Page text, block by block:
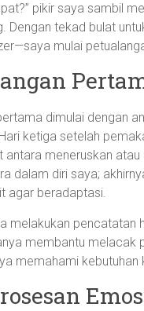
pikir saya sambil
Dengan tekad bulat
mulai
dimulai dengan
ketiga setelah
antara meneruskan atau
dalam diri saya;
agar beradaptasi.
melakukan pencatatan
membantu melacak
memahami kebutuhan